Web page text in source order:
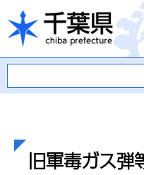
千葉県
旧軍毒ガス弾